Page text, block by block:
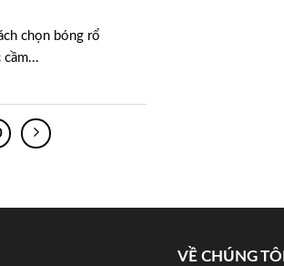
chọn bóng rổ
VỀ CHÚNG TÔI